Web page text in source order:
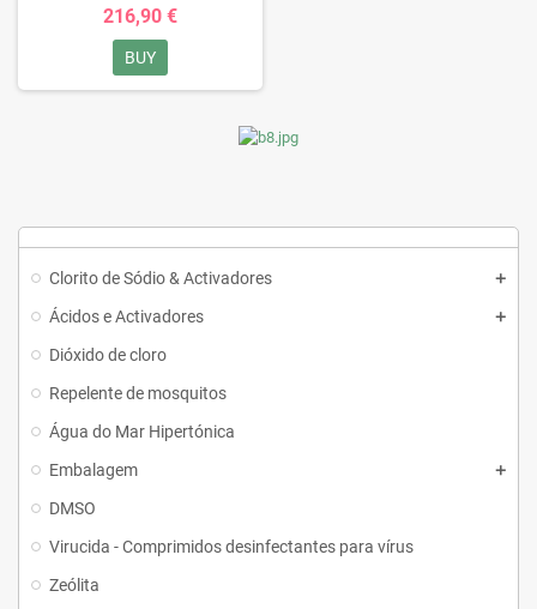
Clorito de Sódio & Activadores
Ácidos e Activadores
Dióxido de cloro
Repelente de mosquitos
Água do Mar Hipertónica
Embalagem
DMSO
Virucida - Comprimidos desinfectantes para vírus
Zeólita
216,90 €
BUY